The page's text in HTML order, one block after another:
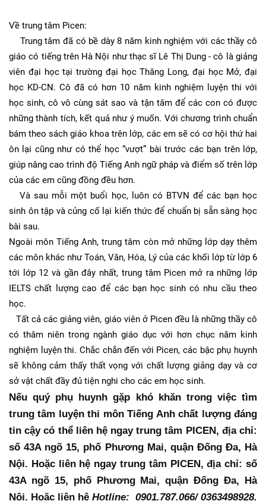
Về trung tâm Picen:
Trung tâm đã có bề dày 8 năm kinh nghiệm với các thầy cô
giáo có tiếng trên Hà Nội như thạc sĩ Lê Thị Dung - cô là giảng
viên đại học tại trường đại học Thăng Long, đại học Mở, đại
học KD-CN. Cô đã có hơn 10 năm kinh nghiệm luyện thi với
học sinh, cô vô cùng sát sao và tận tâm để các con có được
những thành tích, kết quả như ý muốn. Với chương trình chuẩn
bám theo sách giáo khoa trên lớp, các em sẽ có cơ hội thứ hai
ôn lại cũng như có thể học “vượt” bài trước các bạn trên lớp,
giúp nâng cao trình độ Tiếng Anh ngữ pháp và điểm số trên lớp
của các em cũng đồng đều hơn.
Và sau mỗi một buổi học, luôn có BTVN để các bạn học
sinh ôn tập và củng cố lại kiến thức để chuẩn bị sẵn sàng học
bài sau.
Ngoài môn Tiếng Anh, trung tâm còn mở những lớp dạy thêm
các môn khác như Toán, Văn, Hóa, Lý của các khối lớp từ lớp 6
tới lớp 12 và gần đây nhất, trung tâm Picen mở ra những lớp
IELTS chất lượng cao để các bạn học sinh có nhu cầu theo
học.
Tất cả các giảng viên, giáo viên ở Picen đều là những thầy cô
có thâm niên trong ngành giáo dục với hơn chục năm kinh
nghiệm luyện thi. Chắc chắn đến với Picen, các bậc phụ huynh
sẽ không cảm thấy thất vọng với chất lượng giảng dạy và cơ
sở vật chất đầy đủ tiện nghi cho các em học sinh.
Nếu quý phụ huynh gặp khó khăn trong việc tìm
trung tâm luyện thi môn Tiếng Anh chất lượng đáng
tin cậy có thể liên hệ ngay trung tâm PICEN, địa chỉ:
số 43A ngõ 15, phố Phương Mai, quận Đống Đa, Hà
Nội. Hoặc liên hệ ngay trung tâm PICEN, địa chỉ: số
43A ngõ 15, phố Phương Mai, quận Đống Đa, Hà
Nội. Hoặc liên hệ Hotline:  0901.787.066/ 0363498928.